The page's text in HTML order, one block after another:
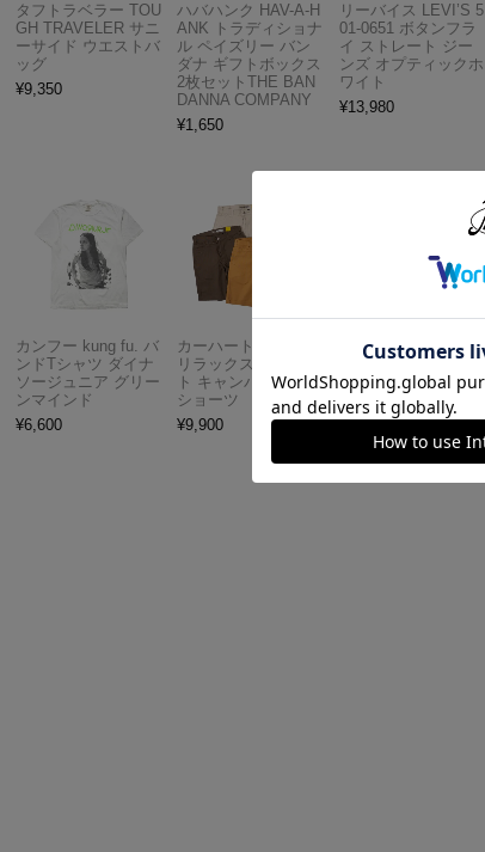
タフトラベラー TOU
GH TRAVELER サニ
ーサイド ウエストバ
ッグ
¥9,350
ハバハンク HAV-A-H
ANK トラディショナ
ル ペイズリー バン
ダナ ギフトボックス
2枚セットTHE BAN
DANNA COMPANY
¥1,650
リーバイス LEVI’S 5
01-0651 ボタンフラ
イ ストレート ジー
ンズ オプティックホ
ワイト
¥13,980
カンフー kung fu. バ
ンドTシャツ ダイナ
ソージュニア グリー
ンマインド
¥6,600
カーハート Carhartt
リラックスドフィッ
ト キャンバスワーク
ショーツ
¥9,900
アメリカンクラシッ
クス AMERICAN CL
ASSICS ムービーT
シャツ フォレストガ
ンプ ロゴ＆ベンチ
5,747